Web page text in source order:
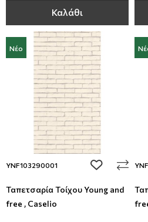
Καλάθι
Νέο
YNF103290001 add to
Ταπετσαρία Τοίχου Young and
free , Caselio